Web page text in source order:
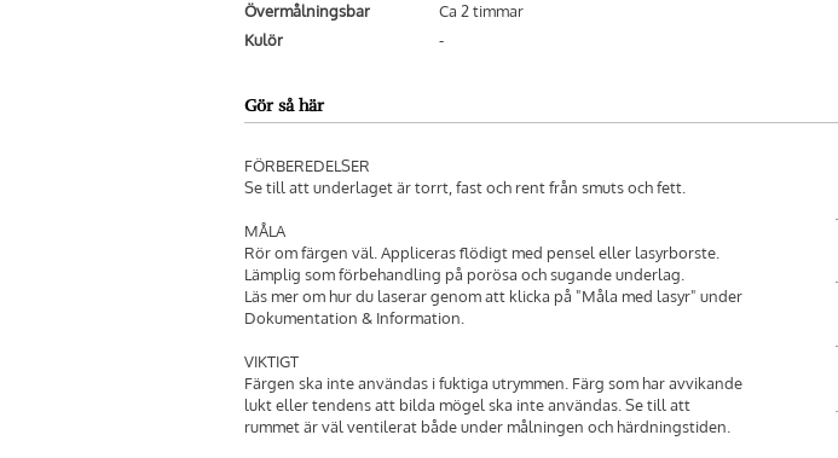
Övermålningsbar
Kulör
Ca 2 timmar
-
Gör så här
FÖRBEREDELSER
Se till att underlaget är torrt, fast och rent från smuts och fett.
MÅLA
Rör om färgen väl. Appliceras flödigt med pensel eller lasyrborste.
Lämplig som förbehandling på porösa och sugande underlag.
Läs mer om hur du laserar genom att klicka på "Måla med lasyr" under
Dokumentation & Information.
VIKTIGT
Färgen ska inte användas i fuktiga utrymmen. Färg som har avvikande
lukt eller tendens att bilda mögel ska inte användas. Se till att
rummet är väl ventilerat både under målningen och härdningstiden.